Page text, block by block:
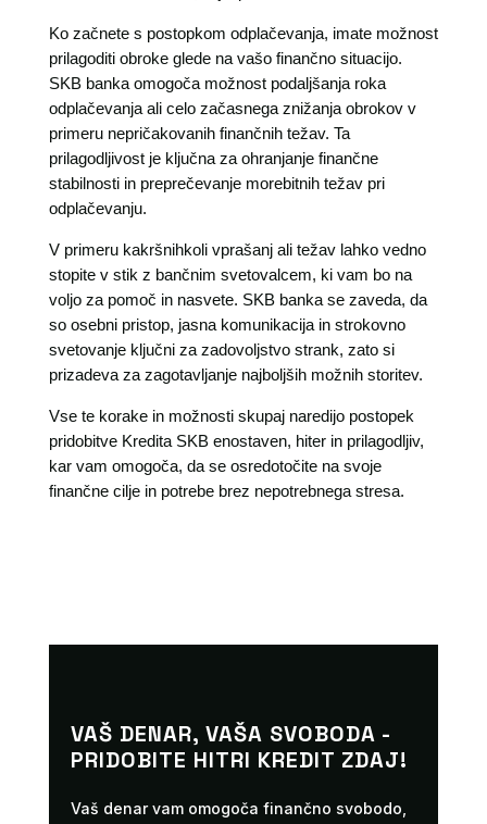
Ko začnete s postopkom odplačevanja, imate možnost
prilagoditi obroke glede na vašo finančno situacijo.
SKB banka omogoča možnost podaljšanja roka
odplačevanja ali celo začasnega znižanja obrokov v
primeru nepričakovanih finančnih težav. Ta
prilagodljivost je ključna za ohranjanje finančne
stabilnosti in preprečevanje morebitnih težav pri
odplačevanju.
V primeru kakršnihkoli vprašanj ali težav lahko vedno
stopite v stik z bančnim svetovalcem, ki vam bo na
voljo za pomoč in nasvete. SKB banka se zaveda, da
so osebni pristop, jasna komunikacija in strokovno
svetovanje ključni za zadovoljstvo strank, zato si
prizadeva za zagotavljanje najboljših možnih storitev.
Vse te korake in možnosti skupaj naredijo postopek
pridobitve Kredita SKB enostaven, hiter in prilagodljiv,
kar vam omogoča, da se osredotočite na svoje
finančne cilje in potrebe brez nepotrebnega stresa.
VAŠ DENAR, VAŠA SVOBODA -
PRIDOBITE HITRI KREDIT ZDAJ!
Vaš denar vam omogoča finančno svobodo,